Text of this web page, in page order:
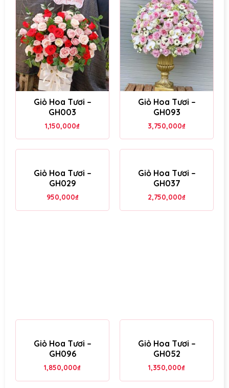
Giỏ Hoa Tươi –
GH003
1,150,000₫
Giỏ Hoa Tươi –
GH093
3,750,000₫
Giỏ Hoa Tươi –
GH029
950,000₫
Giỏ Hoa Tươi –
GH037
2,750,000₫
Giỏ Hoa Tươi –
GH096
1,850,000₫
Giỏ Hoa Tươi –
GH052
1,350,000₫